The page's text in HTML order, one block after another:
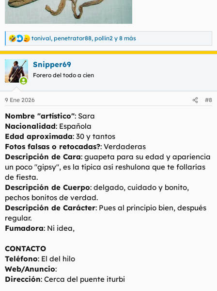
hasta el final.
A mí el rollito choni me pone la verdad y repetiría por el buen
rollo que me dió lo malo es el condón y que no hace FR hasta
el final pero bueno.
607255285 Española y valenciana sara | destacamos
Escorts Valencia Valencia ❤ 607255285 ☎ Holis soy particular
soy tal y como me ves yamame y te atenderé encantada no
atiendo num ocultos no te...
www.destacamos.net
R
e
a
c
i
e
:
tonival, penetrator88, pollin2 y 8 más
Snipper69
Forero del todo a cien
9 Ene 2026 #8
Nombre "artístico": Sara
Nacionalidad: Española
Edad aproximada: 30 y tantos
Fotos falsas o retocadas?: Verdaderas
Descripción de Cara: guapeta para su edad y apariencia
un poco "gipsy", es la típica así reshulona que te follarías
de fiesta.
Descripción de Cuerpo: delgado, cuidado y bonito,
pechos bonitos de verdad.
Descripción de Carácter: Pues al principio bien, después
regular.
Fumadora: Ni idea,
CONTACTO
Teléfono: El del hilo
Web/Anuncio:
Dirección: Cerca del puente iturbi